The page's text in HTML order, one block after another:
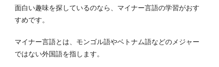
面白い趣味を探しているのなら、マイナー言語の学習がおす
すめです。
マイナー言語とは、モンゴル語やベトナム語などのメジャー
ではない外国語を指します。